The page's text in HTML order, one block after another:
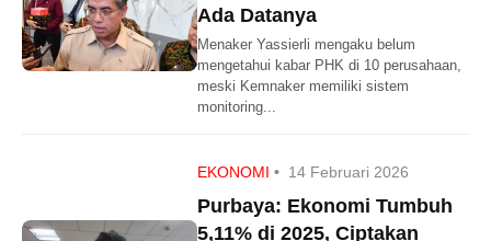
Ada Datanya
Menaker Yassierli mengaku belum
mengetahui kabar PHK di 10 perusahaan,
meski Kemnaker memiliki sistem
monitoring...
EKONOMI • 14 Februari 2026
Purbaya: Ekonomi Tumbuh
5,11% di 2025, Ciptakan